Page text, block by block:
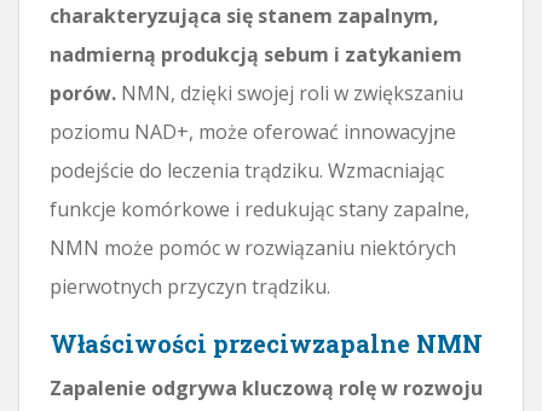
charakteryzująca się stanem zapalnym,
nadmierną produkcją sebum i zatykaniem
porów. NMN, dzięki swojej roli w zwiększaniu
poziomu NAD+, może oferować innowacyjne
podejście do leczenia trądziku. Wzmacniając
funkcje komórkowe i redukując stany zapalne,
NMN może pomóc w rozwiązaniu niektórych
pierwotnych przyczyn trądziku.
Właściwości przeciwzapalne NMN
Zapalenie odgrywa kluczową rolę w rozwoju